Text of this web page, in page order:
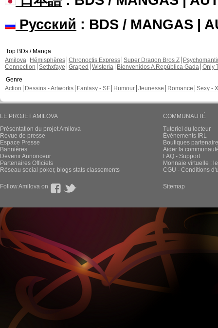
Русский : BDS / MANGAS |
Top BDs / Manga
Amilova
Hémisphères Chronoctis Express Super Dragon Bros Z
Connection Sethxfaye Graped Wisteria Bienvenidos A República Gada Only
Genre
Action
Dessins - Artworks Fantasy - SF Humour Jeunesse Romance Sexy -
LE PROJET AMILOVA
Présentation du projet Amilova
Revue de presse
Espace Presse
Bannières
Devenir Annonceur
Partenaires Officiels
Réseau social poker, blogs stats classements
COMMUNAUTÉ
Tutoriel du lecteur
Évènements IRL
Boutiques
Aider la
FAQ - Support
Monnaie virtuelle :
CGU - Conditions
Follow Amilova on Sitemap